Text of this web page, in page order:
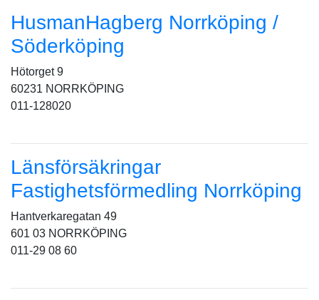
HusmanHagberg Norrköping /
Söderköping
Hötorget 9
60231 NORRKÖPING
011-128020
Länsförsäkringar
Fastighetsförmedling Norrköping
Hantverkaregatan 49
601 03 NORRKÖPING
011-29 08 60